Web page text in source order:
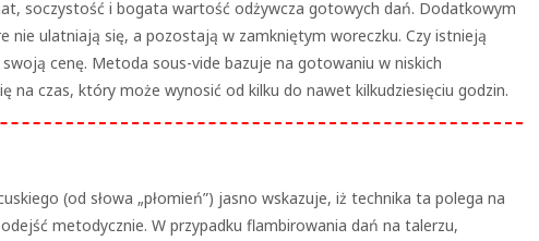
soczystość i bogata wartość odżywcza gotowych dań. Dodatkowym
nie ulatniają się, a pozostają w zamkniętym woreczku. Czy istnieją
cenę. Metoda sous-vide bazuje na gotowaniu w niskich
na czas, który może wynosić od kilku do nawet kilkudziesięciu godzin.
(od słowa „płomień”) jasno wskazuje, iż technika ta polega na
metodycznie. W przypadku flambirowania dań na talerzu,